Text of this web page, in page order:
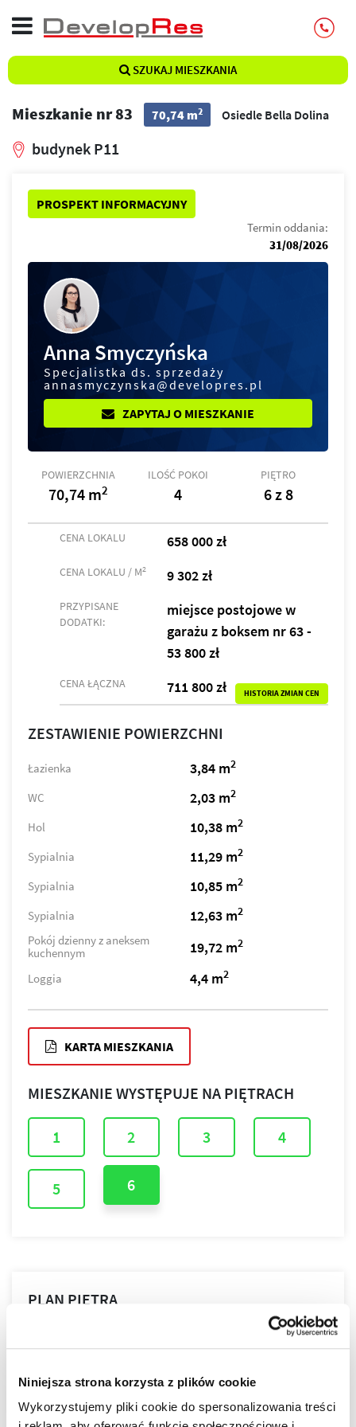
Niniejsza strona korzysta z plików cookie
Wykorzystujemy pliki cookie do spersonalizowania treści
SZUKAJ MIESZKANIA
Mieszkanie nr 83 70,74 m2 Osiedle Bella Dolina
budynek P11
PROSPEKT INFORMACYJNY
Termin oddania:
31/08/2026
Anna Smyczyńska
Specjalistka ds. sprzedaży
annasmyczynska@developres.pl
ZAPYTAJ O MIESZKANIE
POWIERZCHNIA
70,74 m2
ILOŚĆ POKOI
4
PIĘTRO
6 z 8
CENA LOKALU 658 000 zł
CENA LOKALU / M2 9 302 zł
PRZYPISANE
DODATKI:
miejsce postojowe w
garażu z boksem nr 63 -
53 800 zł
CENA ŁĄCZNA 711 800 zł HISTORIA ZMIAN CEN
ZESTAWIENIE POWIERZCHNI
Łazienka 3,84 m2
WC 2,03 m2
Hol 10,38 m2
Sypialnia 11,29 m2
Sypialnia 10,85 m2
Sypialnia 12,63 m2
Pokój dzienny z aneksem
kuchennym
19,72 m2
Loggia 4,4 m2
KARTA MIESZKANIA
MIESZKANIE WYSTĘPUJE NA PIĘTRACH
1 2 3 4
5 6
PLAN PIĘTRA
PLAN MIESZKANIA